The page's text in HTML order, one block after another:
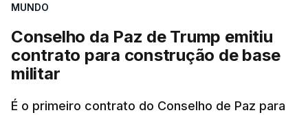
MUNDO
Conselho da Paz de Trump emitiu
contrato para construção de base
militar
É o primeiro contrato do Conselho de Paz para